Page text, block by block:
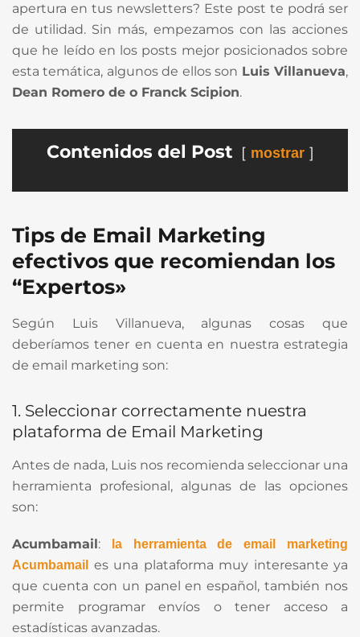
apertura en tus newsletters? Este post te podrá ser
de utilidad. Sin más, empezamos con las acciones
que he leído en los posts mejor posicionados sobre
esta temática, algunos de ellos son Luis Villanueva,
Dean Romero de o Franck Scipion.
Contenidos del Post mostrar
Tips de Email Marketing
efectivos que recomiendan los
“Expertos»
Según Luis Villanueva, algunas cosas que
deberíamos tener en cuenta en nuestra estrategia
de email marketing son:
1. Seleccionar correctamente nuestra
plataforma de Email Marketing
Antes de nada, Luis nos recomienda seleccionar una
herramienta profesional, algunas de las opciones
son:
Acumbamail :
la herramienta de email marketing
Acumbamail
es una plataforma muy interesante ya
que cuenta con un panel en español, también nos
permite programar envíos o tener acceso a
estadísticas avanzadas.